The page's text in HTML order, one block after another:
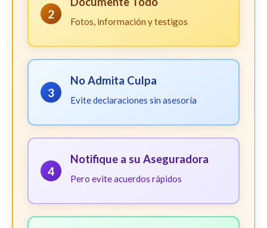
2
Fotos, información y testigos
3
No Admita Culpa
Evite declaraciones sin asesoría
4
Notifique a su Aseguradora
Pero evite acuerdos rápidos